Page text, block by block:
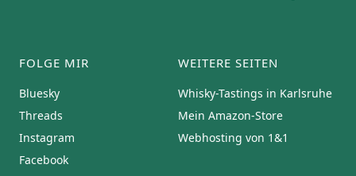
FOLGE MIR
Bluesky
Threads
Instagram
Facebook
WEITERE SEITEN
Whisky-Tastings in Karlsruhe
Mein Amazon-Store
Webhosting von 1&1